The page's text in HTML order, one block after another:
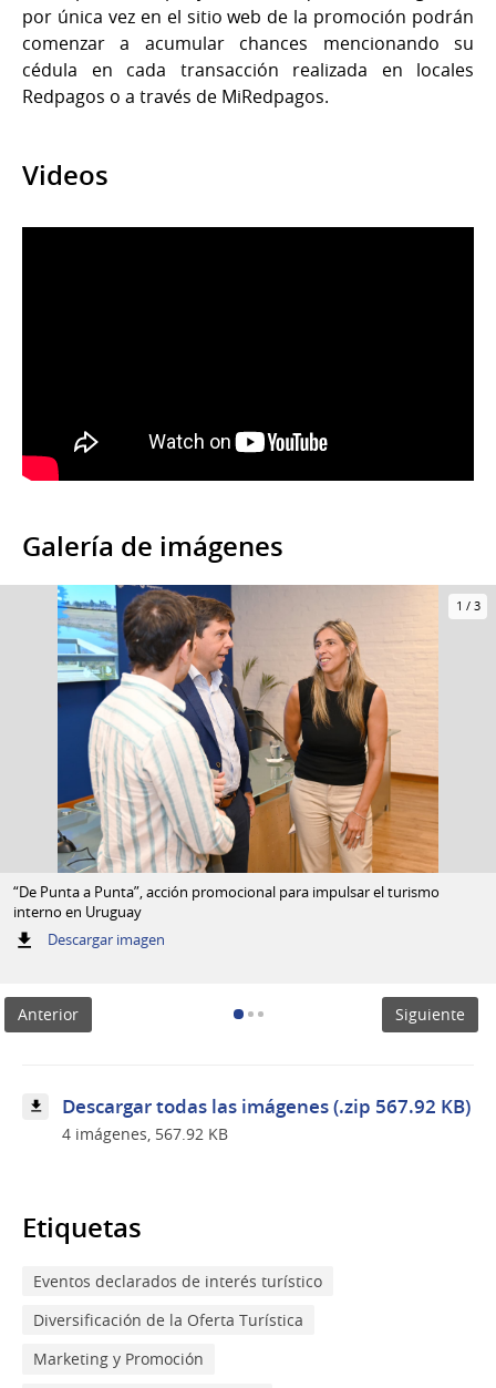
por única vez en el sitio web de la promoción podrán
comenzar a acumular chances mencionando su
cédula en cada transacción realizada en locales
Redpagos o a través de MiRedpagos.
Videos
Galería de imágenes
1 / 3
“De Punta a Punta”, acción promocional para impulsar el turismo
interno en Uruguay
Descargar imagen:
impulsar
el
turismo
Anterior Siguiente
Descargar todas las imágenes (.zip 567.92 KB)
4 imágenes, 567.92 KB
Etiquetas
Eventos declarados de interés turístico
Diversificación de la Oferta Turística
Marketing y Promoción